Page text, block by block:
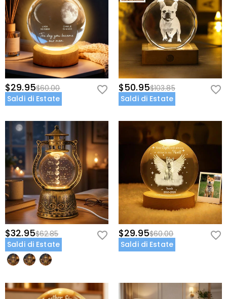
$29.95$60.00
Saldi di Estate
$50.95$103.85
Saldi di Estate
$32.95$62.85
Saldi di Estate
$29.95$60.00
Saldi di Estate